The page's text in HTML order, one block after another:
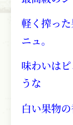
軽く搾っ
ニュ。
味わいは
うな
白い果物の